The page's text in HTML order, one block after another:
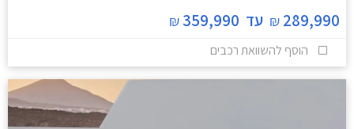
289,990
₪ עד 359,990
₪
הוסף להשוואת רכבים